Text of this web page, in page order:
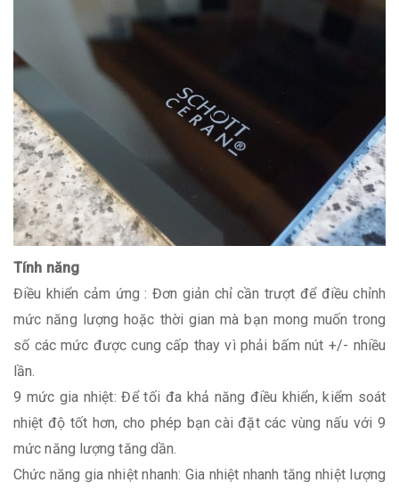
Tính năng
Điều khiển cảm ứng : Đơn giản chỉ cần trượt để điều chỉnh
mức năng lượng hoặc thời gian mà bạn mong muốn trong
số các mức được cung cấp thay vì phải bấm nút +/- nhiều
lần.
9 mức gia nhiệt: Để tối đa khả năng điều khiển, kiểm soát
nhiệt độ tốt hơn, cho phép bạn cài đặt các vùng nấu với 9
mức năng lượng tăng dần.
Chức năng gia nhiệt nhanh: Gia nhiệt nhanh tăng nhiệt lượng